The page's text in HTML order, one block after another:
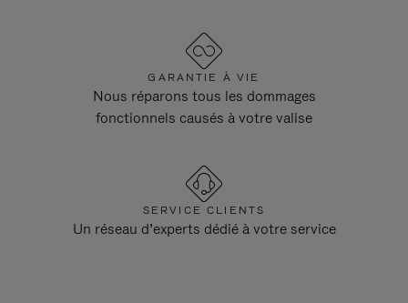
GARANTIE À VIE
Nous réparons tous les dommages
fonctionnels causés à votre valise
SERVICE CLIENTS
Un réseau d’experts dédié à votre service